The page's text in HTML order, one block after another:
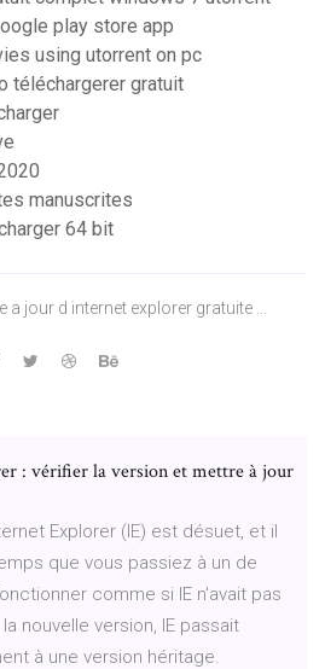
play store app
using utorrent on pc
téléchargerer gratuit
manuscrites
64 bit
a jour d internet explorer gratuite ...
: vérifier la version et mettre à jour
Explorer (IE) est désuet, et il
que vous passiez à un de
comme si IE n'avait pas
nouvelle version, IE passait
à une version héritage.